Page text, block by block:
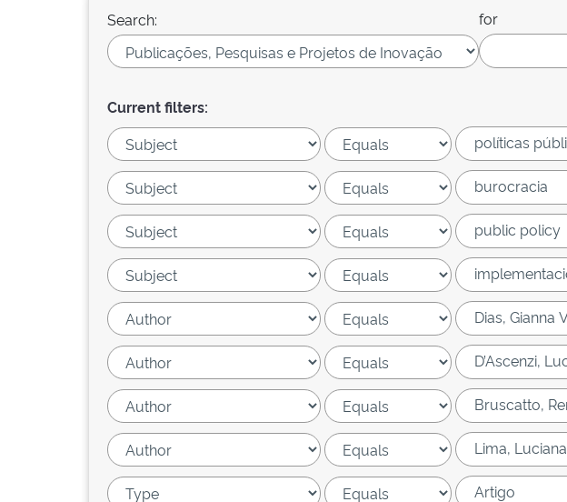
Search: for
Current filters: